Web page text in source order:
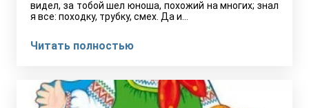
видел, за тобой шел юноша, похожий на многих; знал
я все: походку, трубку, смех. Да и…
Читать полностью